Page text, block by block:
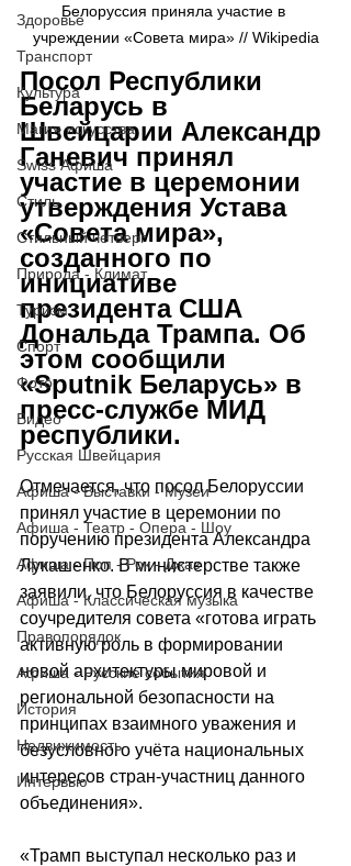
Здоровье
Транспорт
Культура
Магия искусства
Swiss Афиша
Стиль
Стильный четверг
Природа - Климат
Туризм
Спорт
Фото
Видео
Русская Швейцария
Афиша - Выставки - Музеи
Афиша - Театр - Опера - Шоу
Афиша - Поп - Рок - Джаз
Афиша - Классическая музыка
Правопорядок
Афиша - Русские события
История
Недвижимость
Интервью
Белоруссия приняла участие в
учреждении «Совета мира» // Wikipedia
Посол Республики
Беларусь в
Швейцарии Александр
Ганевич принял
участие в церемонии
утверждения Устава
«Совета мира»,
созданного по
инициативе
президента США
Дональда Трампа. Об
этом сообщили
«Sputnik Беларусь» в
пресс-службе МИД
республики.
Отмечается, что посол Белоруссии
принял участие в церемонии по
поручению президента Александра
Лукашенко. В министерстве также
заявили, что Белоруссия в качестве
соучредителя совета «готова играть
активную роль в формировании
новой архитектуры мировой и
региональной безопасности на
принципах взаимного уважения и
безусловного учёта национальных
интересов стран-участниц данного
объединения».
«Трамп выступал несколько раз и